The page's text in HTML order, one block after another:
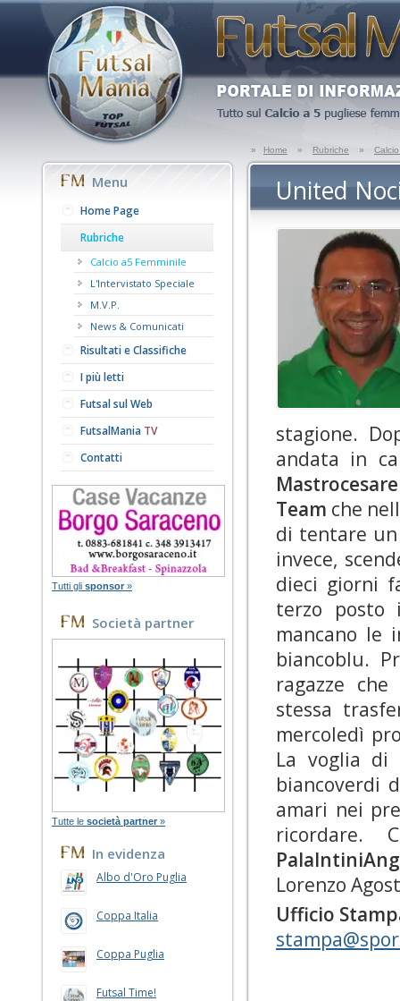
» Home » Rubriche »
Menu
Home Page
Rubriche
Calcio a5 Femminile
L'Intervistato Speciale
M.V.P.
News & Comunicati
Risultati e Classifiche
I più letti
Futsal sul Web
FutsalMania TV
Contatti
Tutti gli sponsor »
Società partner
Tutte le società partner »
In evidenza
Albo d'Oro Puglia
Coppa Italia
Coppa Puglia
Futsal Time!
United
stagione.
andata in
Mastrocesare
Team che
di tentare
invece,
dieci giorni
terzo posto
mancano le
biancoblu.
ragazze
stessa
mercoledì
La voglia di
biancoverdi
amari nei
ricordare.
Lorenzo
Ufficio